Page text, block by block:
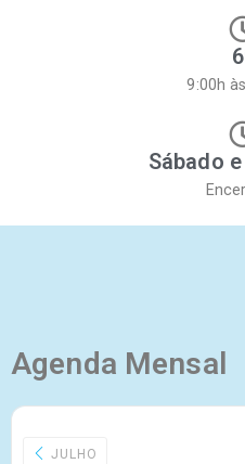
9:00h
Sábado
Agenda Mensal
JULHO